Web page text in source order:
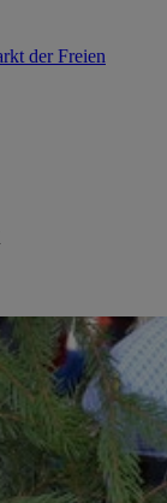
der Freien